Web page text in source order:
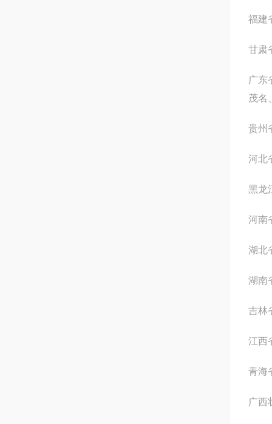
福建
甘肃
广东
茂名
贵州
河北
黑龙
河南
湖北
湖南
吉林
江西
青海
广西